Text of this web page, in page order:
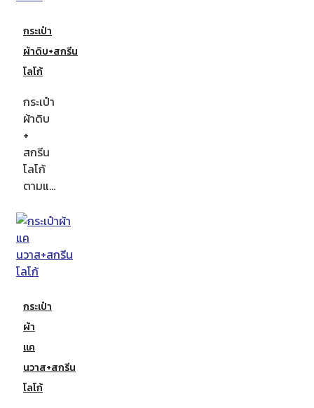
กระเป๋า
ผ้าดิบ+สกรีน
โลโก้
กระเป๋า
ผ้าดิบ
+
สกรีน
โลโก้
ตามแ…
กระเป๋า
ผ้า
แค
นวาส+สกรีน
โลโก้